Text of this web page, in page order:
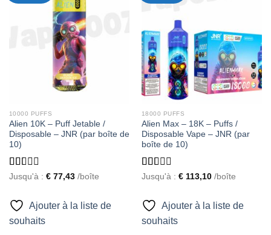
10000 PUFFS
Alien 10K – Puff Jetable /
Disposable – JNR (par boîte de
10)
Rated
of 5
Jusqu'à : €77,43/boîte
Ajouter à la liste de
souhaits
souhaits
18000 PUFFS
Alien Max – 18K – Puffs /
Disposable Vape – JNR (par
boîte de 10)
Rated
of 5
Jusqu'à : €113,10/boîte
Ajouter à la liste de
souhaits